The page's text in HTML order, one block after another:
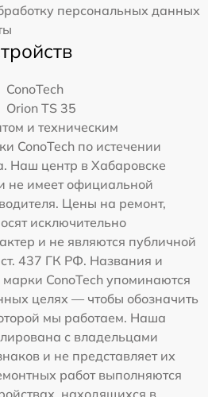
персональных данных
ConoTech
Orion TS 35
и техническим
ConoTech по истечении
Наш центр в Хабаровске
не имеет официальной
Цены на ремонт,
исключительно
и не являются публичной
437 ГК РФ. Названия и
марки ConoTech упоминаются
целях — чтобы обозначить
мы работаем. Наша
с владельцами
и не представляет их
работ выполняются
находящихся в